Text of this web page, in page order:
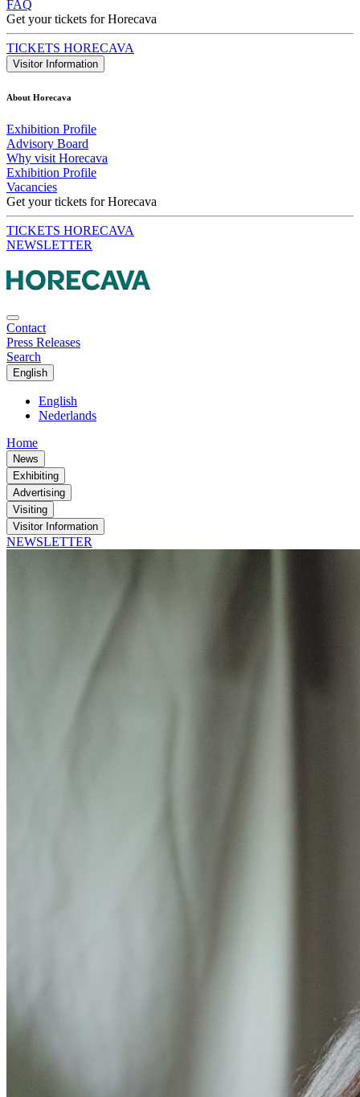
FAQ
Get your tickets for Horecava
TICKETS HORECAVA
Visitor Information
About Horecava
Exhibition Profile
Advisory Board
Why visit Horecava
Exhibition Profile
Vacancies
Get your tickets for Horecava
TICKETS HORECAVA
NEWSLETTER
Contact
Press Releases
Search
English
English
Nederlands
Home
News
Exhibiting
Advertising
Visiting
Visitor Information
NEWSLETTER